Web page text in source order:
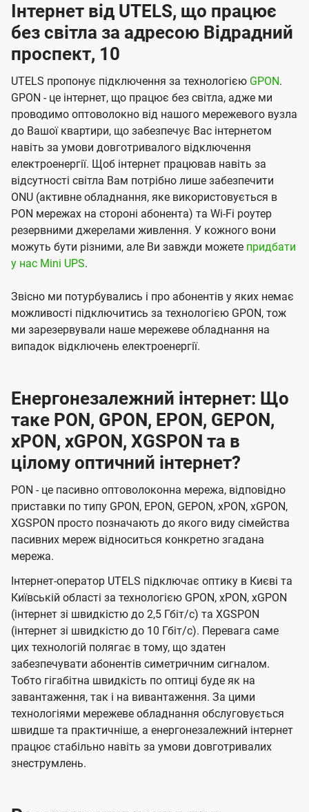
Інтернет від UTELS, що працює
без світла за адресою Відрадний
проспект, 10
UTELS пропонує підключення за технологією GPON.
GPON - це інтернет, що працює без світла, адже ми
проводимо оптоволокно від нашого мережевого вузла
до Вашої квартири, що забезпечує Вас інтернетом
навіть за умови довготривалого відключення
електроенергії. Щоб інтернет працював навіть за
відсутності світла Вам потрібно лише забезпечити
ONU (активне обладнання, яке використовується в
PON мережах на стороні абонента) та Wi-Fi роутер
резервними джерелами живлення. У кожного вони
можуть бути різними, але Ви завжди можете придбати
у нас Mini UPS.
Звісно ми потурбувались і про абонентів у яких немає
можливості підключитись за технологією GPON, тож
ми зарезервували наше мережеве обладнання на
випадок відключень електроенергії.
Енергонезалежний інтернет: Що
таке PON, GPON, EPON, GEPON,
xPON, xGPON, XGSPON та в
цілому оптичний інтернет?
PON - це пасивно оптоволоконна мережа, відповідно
приставки по типу GPON, EPON, GEPON, xPON, xGPON,
XGSPON просто позначають до якого виду сімейства
пасивних мереж відноситься конкретно згадана
мережа.
Інтернет-оператор UTELS підключає оптику в Києві та
Київській області за технологією GPON, xPON, xGPON
(інтернет зі швидкістю до 2,5 Гбіт/с) та XGSPON
(інтернет зі швидкістю до 10 Гбіт/с). Перевага саме
цих технологій полягає в тому, що здатен
забезпечувати абонентів симетричним сигналом.
Тобто гігабітна швидкість по оптиці буде як на
завантаження, так і на вивантаження. За цими
технологіями мережеве обладнання обслуговується
швидше та практичніше, а енергонезалежний інтернет
працює стабільно навіть за умови довготривалих
знеструмлень.